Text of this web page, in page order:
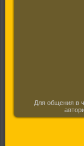
Для общения в